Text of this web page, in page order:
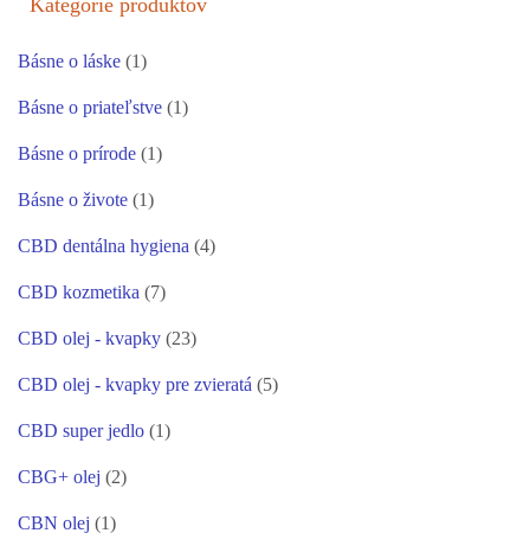
Básne o láske (1)
Básne o priateľstve (1)
Básne o prírode (1)
Básne o živote (1)
CBD dentálna hygiena (4)
CBD kozmetika (7)
CBD olej - kvapky (23)
CBD olej - kvapky pre zvieratá (5)
CBD super jedlo (1)
CBG+ olej (2)
CBN olej (1)